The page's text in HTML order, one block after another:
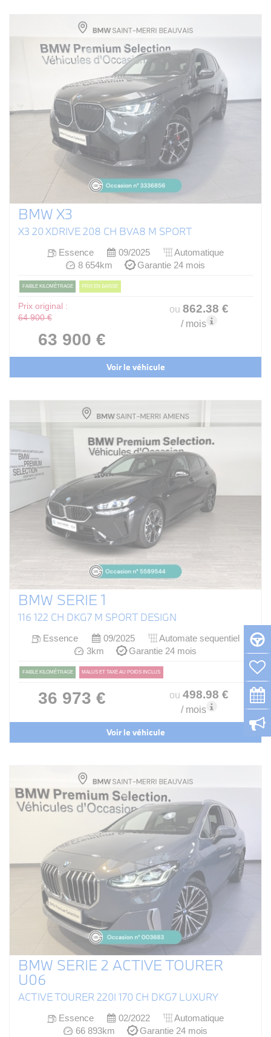
BMW X3
X3 20 XDRIVE 208 CH BVA8 M SPORT
Essence 09/2025
Automatique
8 654km
Garantie 24 mois
FAIBLE KILOMÉTRAGE PRIX EN BAISSE
Prix original :
64 900 €
63 900 €
ou 862.38 €
/ mois
Voir le véhicule
BMW SERIE 1
116 122 CH DKG7 M SPORT DESIGN
Essence 09/2025
Automate sequentiel
3km
Garantie 24 mois
FAIBLE KILOMÉTRAGE MALUS ET TAXE AU POIDS INCLUS
36 973 € ou 498.98 €
/ mois
Voir le véhicule
BMW SERIE 2 ACTIVE TOURER
U06
ACTIVE TOURER 220I 170 CH DKG7 LUXURY
Essence 02/2022
Automatique
66 893km
Garantie 24 mois